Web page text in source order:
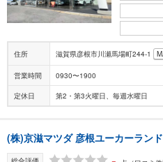
住所 滋賀県彦根市川瀬馬場町244-1
営業時間 0930〜1900
定休日 第2・第3火曜日、毎週水曜日
(株)京滋マツダ 彦根ユーカーランド